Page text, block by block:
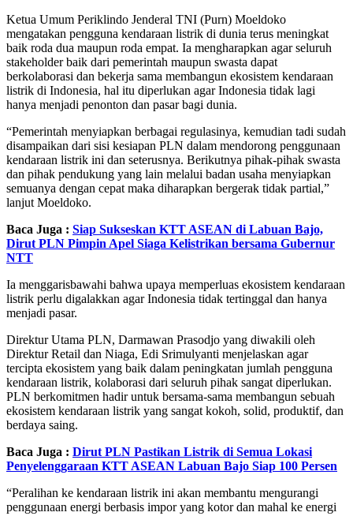
Ketua Umum Periklindo Jenderal TNI (Purn) Moeldoko
mengatakan pengguna kendaraan listrik di dunia terus meningkat
baik roda dua maupun roda empat. Ia mengharapkan agar seluruh
stakeholder baik dari pemerintah maupun swasta dapat
berkolaborasi dan bekerja sama membangun ekosistem kendaraan
listrik di Indonesia, hal itu diperlukan agar Indonesia tidak lagi
hanya menjadi penonton dan pasar bagi dunia.
“Pemerintah menyiapkan berbagai regulasinya, kemudian tadi sudah
disampaikan dari sisi kesiapan PLN dalam mendorong penggunaan
kendaraan listrik ini dan seterusnya. Berikutnya pihak-pihak swasta
dan pihak pendukung yang lain melalui badan usaha menyiapkan
semuanya dengan cepat maka diharapkan bergerak tidak partial,”
lanjut Moeldoko.
Baca Juga : Siap Sukseskan KTT ASEAN di Labuan Bajo,
Dirut PLN Pimpin Apel Siaga Kelistrikan bersama Gubernur
NTT
Ia menggarisbawahi bahwa upaya memperluas ekosistem kendaraan
listrik perlu digalakkan agar Indonesia tidak tertinggal dan hanya
menjadi pasar.
Direktur Utama PLN, Darmawan Prasodjo yang diwakili oleh
Direktur Retail dan Niaga, Edi Srimulyanti menjelaskan agar
tercipta ekosistem yang baik dalam peningkatan jumlah pengguna
kendaraan listrik, kolaborasi dari seluruh pihak sangat diperlukan.
PLN berkomitmen hadir untuk bersama-sama membangun sebuah
ekosistem kendaraan listrik yang sangat kokoh, solid, produktif, dan
berdaya saing.
Baca Juga : Dirut PLN Pastikan Listrik di Semua Lokasi
Penyelenggaraan KTT ASEAN Labuan Bajo Siap 100 Persen
“Peralihan ke kendaraan listrik ini akan membantu mengurangi
penggunaan energi berbasis impor yang kotor dan mahal ke energi